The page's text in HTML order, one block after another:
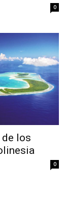
0
de los
0